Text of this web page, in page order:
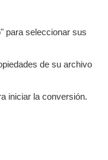
para seleccionar sus
de su archivo
iniciar la conversión.